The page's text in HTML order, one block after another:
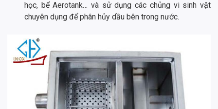
học, bể Aerotank… và sử dụng các chủng vi sinh vật
chuyên dụng để phân hủy dầu bên trong nước.